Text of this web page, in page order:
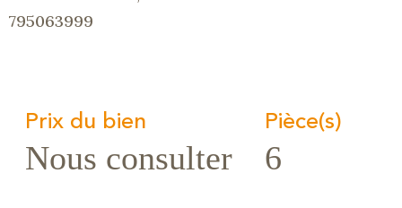
795063999
Prix du bien
Nous consulter
Pièce(s)
6